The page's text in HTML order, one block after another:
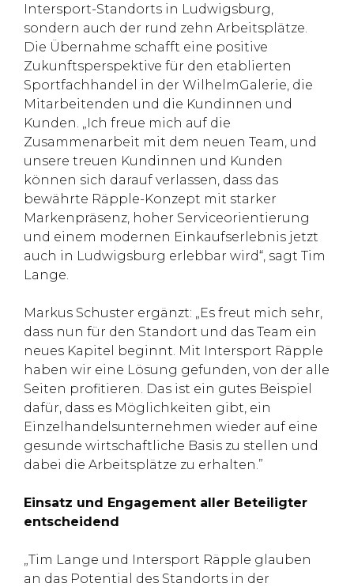
Intersport-Standorts in Ludwigsburg,
sondern auch der rund zehn Arbeitsplätze.
Die Übernahme schafft eine positive
Zukunftsperspektive für den etablierten
Sportfachhandel in der WilhelmGalerie, die
Mitarbeitenden und die Kundinnen und
Kunden. „Ich freue mich auf die
Zusammenarbeit mit dem neuen Team, und
unsere treuen Kundinnen und Kunden
können sich darauf verlassen, dass das
bewährte Räpple-Konzept mit starker
Markenpräsenz, hoher Serviceorientierung
und einem modernen Einkaufserlebnis jetzt
auch in Ludwigsburg erlebbar wird“, sagt Tim
Lange.
Markus Schuster ergänzt: „Es freut mich sehr,
dass nun für den Standort und das Team ein
neues Kapitel beginnt. Mit Intersport Räpple
haben wir eine Lösung gefunden, von der alle
Seiten profitieren. Das ist ein gutes Beispiel
dafür, dass es Möglichkeiten gibt, ein
Einzelhandelsunternehmen wieder auf eine
gesunde wirtschaftliche Basis zu stellen und
dabei die Arbeitsplätze zu erhalten.”
Einsatz und Engagement aller Beteiligter
entscheidend
„Tim Lange und Intersport Räpple glauben
an das Potential des Standorts in der